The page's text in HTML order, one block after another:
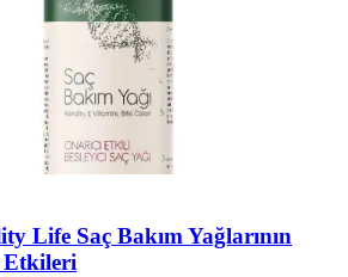
Life Saç Bakım Yağlarının
Etkileri